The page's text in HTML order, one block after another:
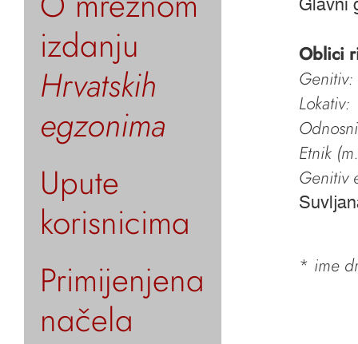
izdanju
Hrvatskih
egzonima
Upute
korisnicima
Primijenjena
načela
Glavni
Oblici
Genitiv:
Lokativ:
Etnik
Genitiv
* ime